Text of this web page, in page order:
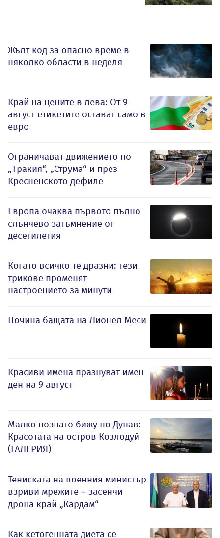
Жълт код за опасно време в
няколко области в неделя
Край на цените в лева: От 9
август етикетите остават само в
евро
Ограничават движението по
„Тракия“, „Струма“ и през
Кресненското дефиле
Европа очаква първото пълно
слънчево затъмнение от
десетилетия
Когато всичко те дразни: тези
трикове променят
настроението за минути
Почина бащата на Лионел Меси
Красиви имена празнуват имен
ден на 9 август
Малко познато бижу по Дунав:
Красотата на остров Козлодуй
(ГАЛЕРИЯ)
Тениската на военния министър
взриви мрежите – засенчи
дрона край „Кардам“
Как кетогенната диета се